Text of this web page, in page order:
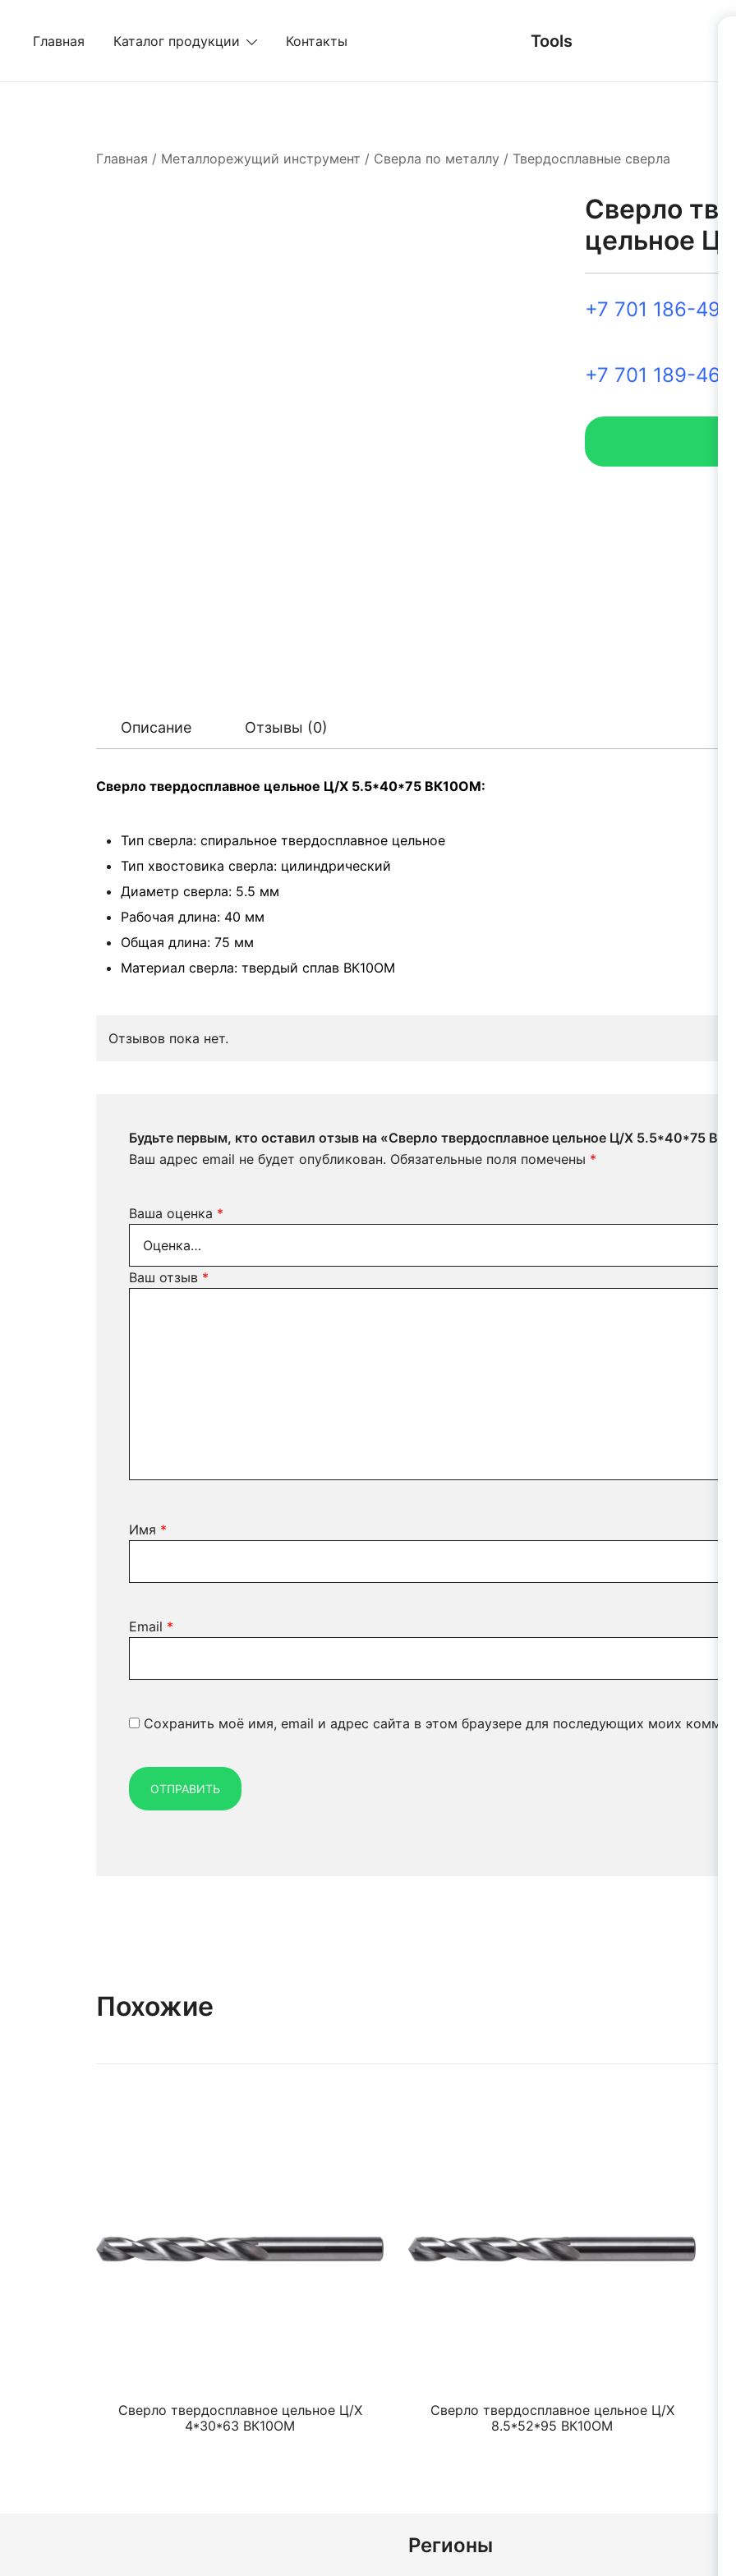
Главная Каталог продукции Контакты Tools
Главная / Металлорежущий инструмент / Сверла по металлу / Твердосплавные сверла
Сверло
цельное
+7 701 186-49-
+7 701 189-46-
Описание Отзывы (0)
Сверло твердосплавное цельное Ц/Х 5.5*40*75 ВК10ОМ:
Тип сверла: спиральное твердосплавное цельное
Тип хвостовика сверла: цилиндрический
Диаметр сверла: 5.5 мм
Рабочая длина: 40 мм
Общая длина: 75 мм
Материал сверла: твердый сплав ВК10ОМ
Отзывов пока нет.
Будьте первым, кто оставил отзыв на «Сверло твердосплавное цельное Ц/Х 5.5*40*75
Ваш адрес email не будет опубликован. Обязательные поля помечены *
Ваша оценка *
Ваш отзыв *
Имя *
Email *
Сохранить моё имя, email и адрес сайта в этом браузере для последующих моих
Похожие
Сверло твердосплавное цельное Ц/Х
4*30*63 ВК10ОМ
Сверло твердосплавное цельное Ц/Х
8.5*52*95 ВК10ОМ
Регионы